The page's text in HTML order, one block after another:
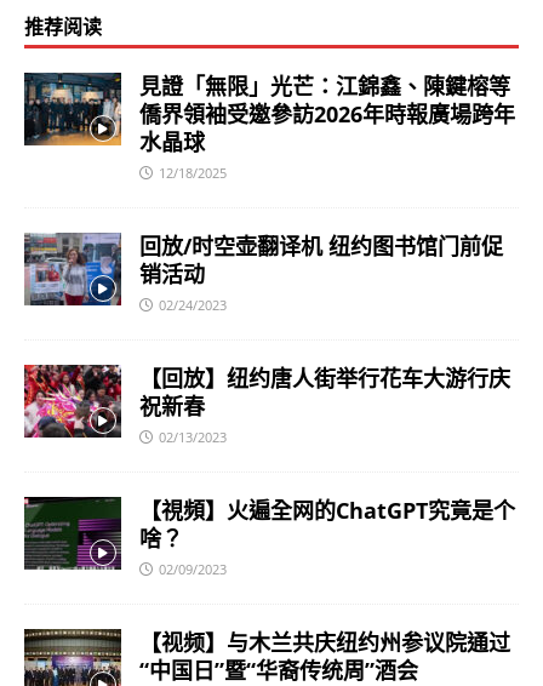
推荐阅读
見證「無限」光芒：江錦鑫、陳鍵榕等
僑界領袖受邀參訪2026年時報廣場跨年
水晶球
12/18/2025
回放/时空壶翻译机 纽约图书馆门前促
销活动
02/24/2023
【回放】纽约唐人街举行花车大游行庆
祝新春
02/13/2023
【視頻】火遍全网的ChatGPT究竟是个
啥？
02/09/2023
【视频】与木兰共庆纽约州参议院通过
“中国日”暨“华裔传统周”酒会